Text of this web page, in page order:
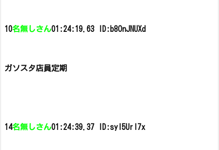
10名無しさん01:24:19.63 ID:b8OnJNUXd
ガソスタ店員定期
14名無しさん01:24:39.37 ID:syl5Url7x